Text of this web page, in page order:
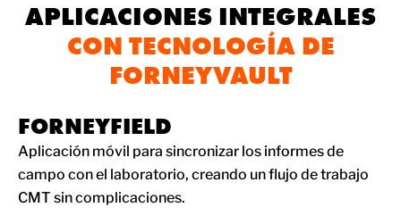
APLICACIONES INTEGRALES
CON TECNOLOGÍA DE
FORNEYVAULT
FORNEYFIELD
Aplicación móvil para sincronizar los informes de
campo con el laboratorio, creando un flujo de trabajo
CMT sin complicaciones.